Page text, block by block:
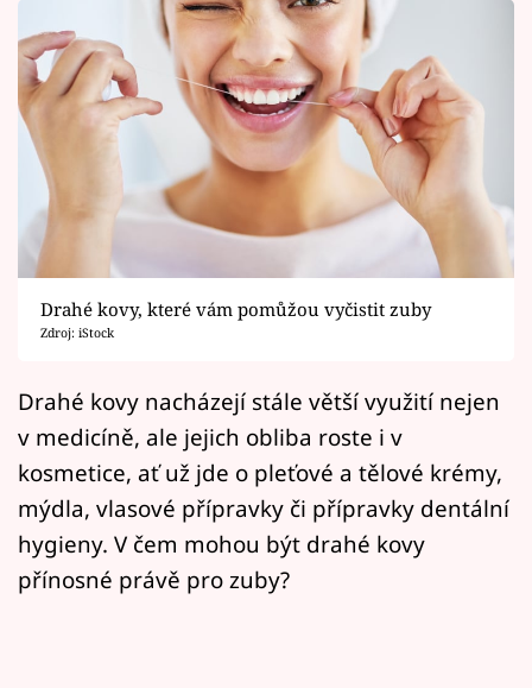
Vztahy
Seriály
Horoskopy
Sledujte prima+
Filmový festival Karlovy Vary
Pořady
Mámy sobě
Přihlášení
Sledujte nás
Drahé kovy, které vám pomůžou vyčistit zuby
Zdroj: iStock
Drahé kovy nacházejí stále větší využití nejen
v medicíně, ale jejich obliba roste i v
kosmetice, ať už jde o pleťové a tělové krémy,
mýdla, vlasové přípravky či přípravky dentální
hygieny. V čem mohou být drahé kovy
přínosné právě pro zuby?